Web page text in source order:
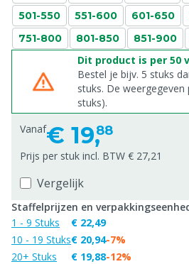
501-550
551-600 601-650
751-800
801-850 851-900
Dit product is per 50
Bestel je bijv. 5 stuks
stuks. De weergegeven
stuks).
Vanaf€ 19,88
Prijs per stuk incl. BTW € 27,21
Vergelijk
Staffelprijzen en
1 - 9 Stuks
10 - 19 Stuks
20+ Stuks
€ 22,49
€ 20,94
€ 19,88
-7%
-12%